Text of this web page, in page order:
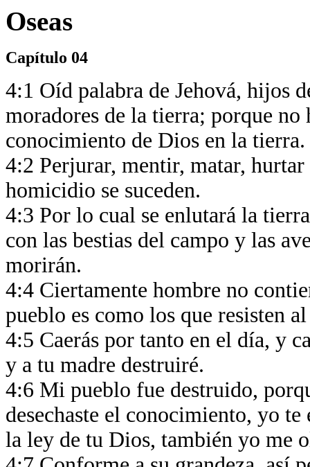
Oseas
Capítulo 04
4:1 Oíd palabra de Jehová, hijos
moradores de la tierra; porque
conocimiento de Dios en la tierra.
4:2 Perjurar, mentir, matar,
homicidio se suceden.
4:3 Por lo cual se enlutará la
con las bestias del campo y las
morirán.
4:4 Ciertamente hombre no
pueblo es como los que resisten
4:5 Caerás por tanto en el día, y
y a tu madre destruiré.
4:6 Mi pueblo fue destruido,
desechaste el conocimiento, yo
la ley de tu Dios, también yo me